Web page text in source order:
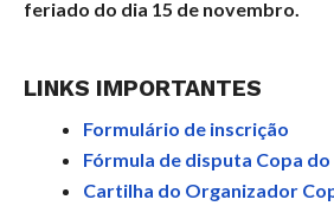
feriado do dia 15 de novembro.
LINKS IMPORTANTES
Formulário de inscrição
Fórmula de disputa Copa
Cartilha do Organizador